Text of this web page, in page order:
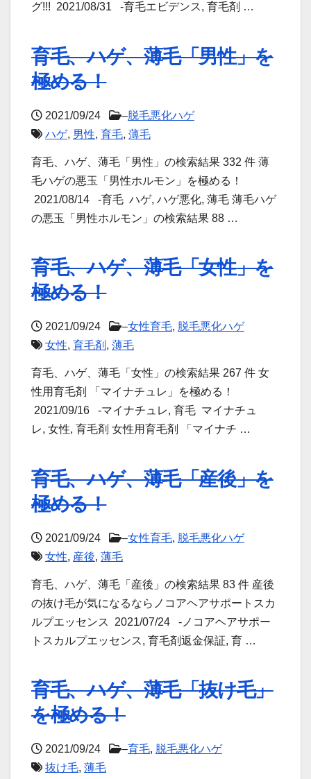
グ!!! 2021/08/31 -育毛エビデンス, 育毛剤 …
育毛、ハゲ、薄毛「男性」を
極める！
2021/09/24 –脱毛悪化ハゲ
ハゲ, 男性, 育毛, 薄毛
育毛、ハゲ、薄毛「男性」の検索結果 332 件 薄
毛ハゲの悪玉「男性ホルモン」を極める！
2021/08/14 -育毛 ハゲ, ハゲ悪化, 薄毛 薄毛ハゲ
の悪玉「男性ホルモン」の検索結果 88 …
育毛、ハゲ、薄毛「女性」を
極める！
2021/09/24 –女性育毛, 脱毛悪化ハゲ
女性, 育毛剤 , 薄毛
育毛、ハゲ、薄毛「女性」の検索結果 267 件 女
性用育毛剤 「マイナチュレ」を極める！
2021/09/16 -マイナチュレ, 育毛 マイナチュ
レ, 女性, 育毛剤 女性用育毛剤 「マイナチ …
育毛、ハゲ、薄毛「産後」を
極める！
2021/09/24 –女性育毛, 脱毛悪化ハゲ
女性, 産後, 薄毛
育毛、ハゲ、薄毛「産後」の検索結果 83 件 産後
の抜け毛が気になるならノコアヘアサポートスカ
ルプエッセンス 2021/07/24 -ノコアヘアサポー
トスカルプエッセンス, 育毛剤返金保証, 育 …
育毛、ハゲ、薄毛「抜け毛」
を極める！
2021/09/24 –育毛, 脱毛悪化ハゲ
抜け毛, 薄毛